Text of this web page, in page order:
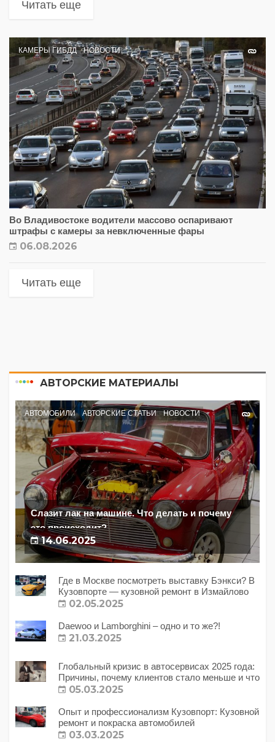
Читать еще
КАМЕРЫ ГИБДД НОВОСТИ
Во Владивостоке водители массово оспаривают
штрафы с камеры за невключенные фары
06.08.2026
Читать еще
АВТОРСКИЕ МАТЕРИАЛЫ
АВТОМОБИЛИ АВТОРСКИЕ СТАТЬИ НОВОСТИ
Слазит лак на машине. Что делать и почему
это происходит?
14.06.2025
Где в Москве посмотреть выставку Бэнкси? В
Кузовпорте — кузовной ремонт в Измайлово
02.05.2025
Daewoo и Lamborghini – одно и то же?!
21.03.2025
Глобальный кризис в автосервисах 2025 года:
Причины, почему клиентов стало меньше и что
с этим делать?
05.03.2025
Опыт и профессионализм Кузовпорт: Кузовной
ремонт и покраска автомобилей
03.03.2025